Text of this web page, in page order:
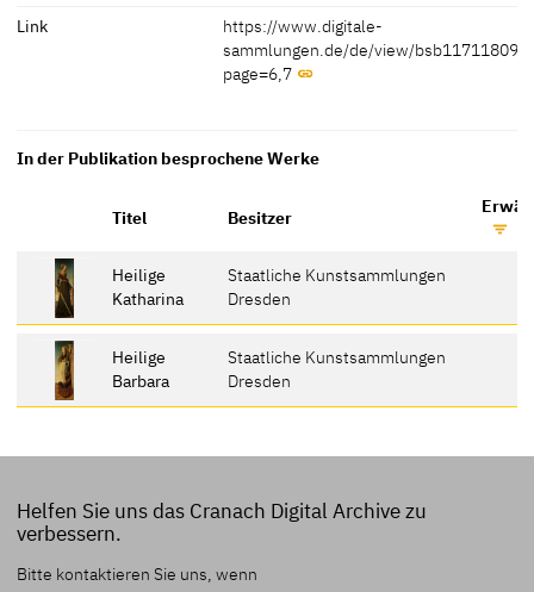
Link
https://www.digitale-
sammlungen.de/de/view/bsb11711809?
page=6,7
In der Publikation besprochene Werke
Titel Besitzer
Heilige
Katharina
Staatliche Kunstsammlungen
Dresden
Heilige
Barbara
Staatliche Kunstsammlungen
Dresden
Helfen Sie uns das Cranach Digital Archive zu
verbessern.
Bitte kontaktieren Sie uns, wenn